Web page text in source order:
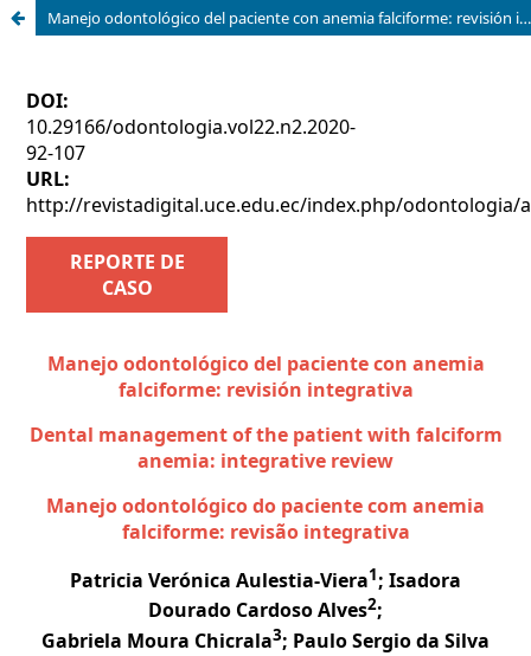
Manejo odontológico del paciente con anemia falciforme: revisión integrativa